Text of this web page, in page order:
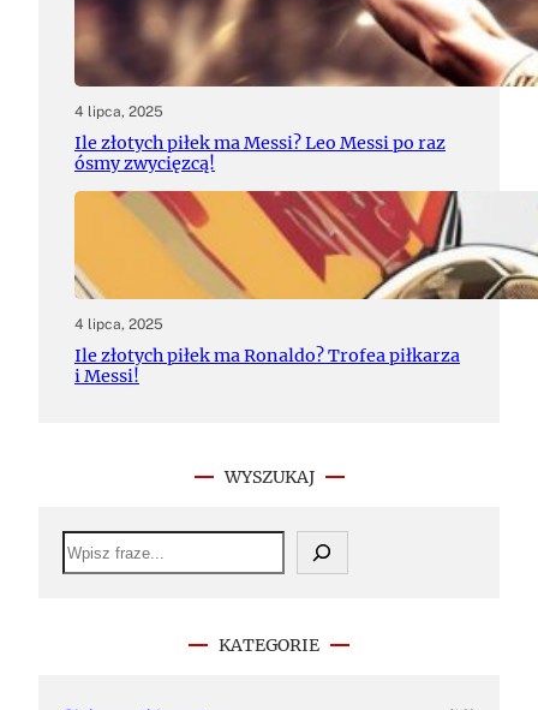
4 lipca, 2025
Ile złotych piłek ma Messi? Leo Messi po raz
ósmy zwycięzcą!
4 lipca, 2025
Ile złotych piłek ma Ronaldo? Trofea piłkarza
i Messi!
WYSZUKAJ
S
e
a
KATEGORIE